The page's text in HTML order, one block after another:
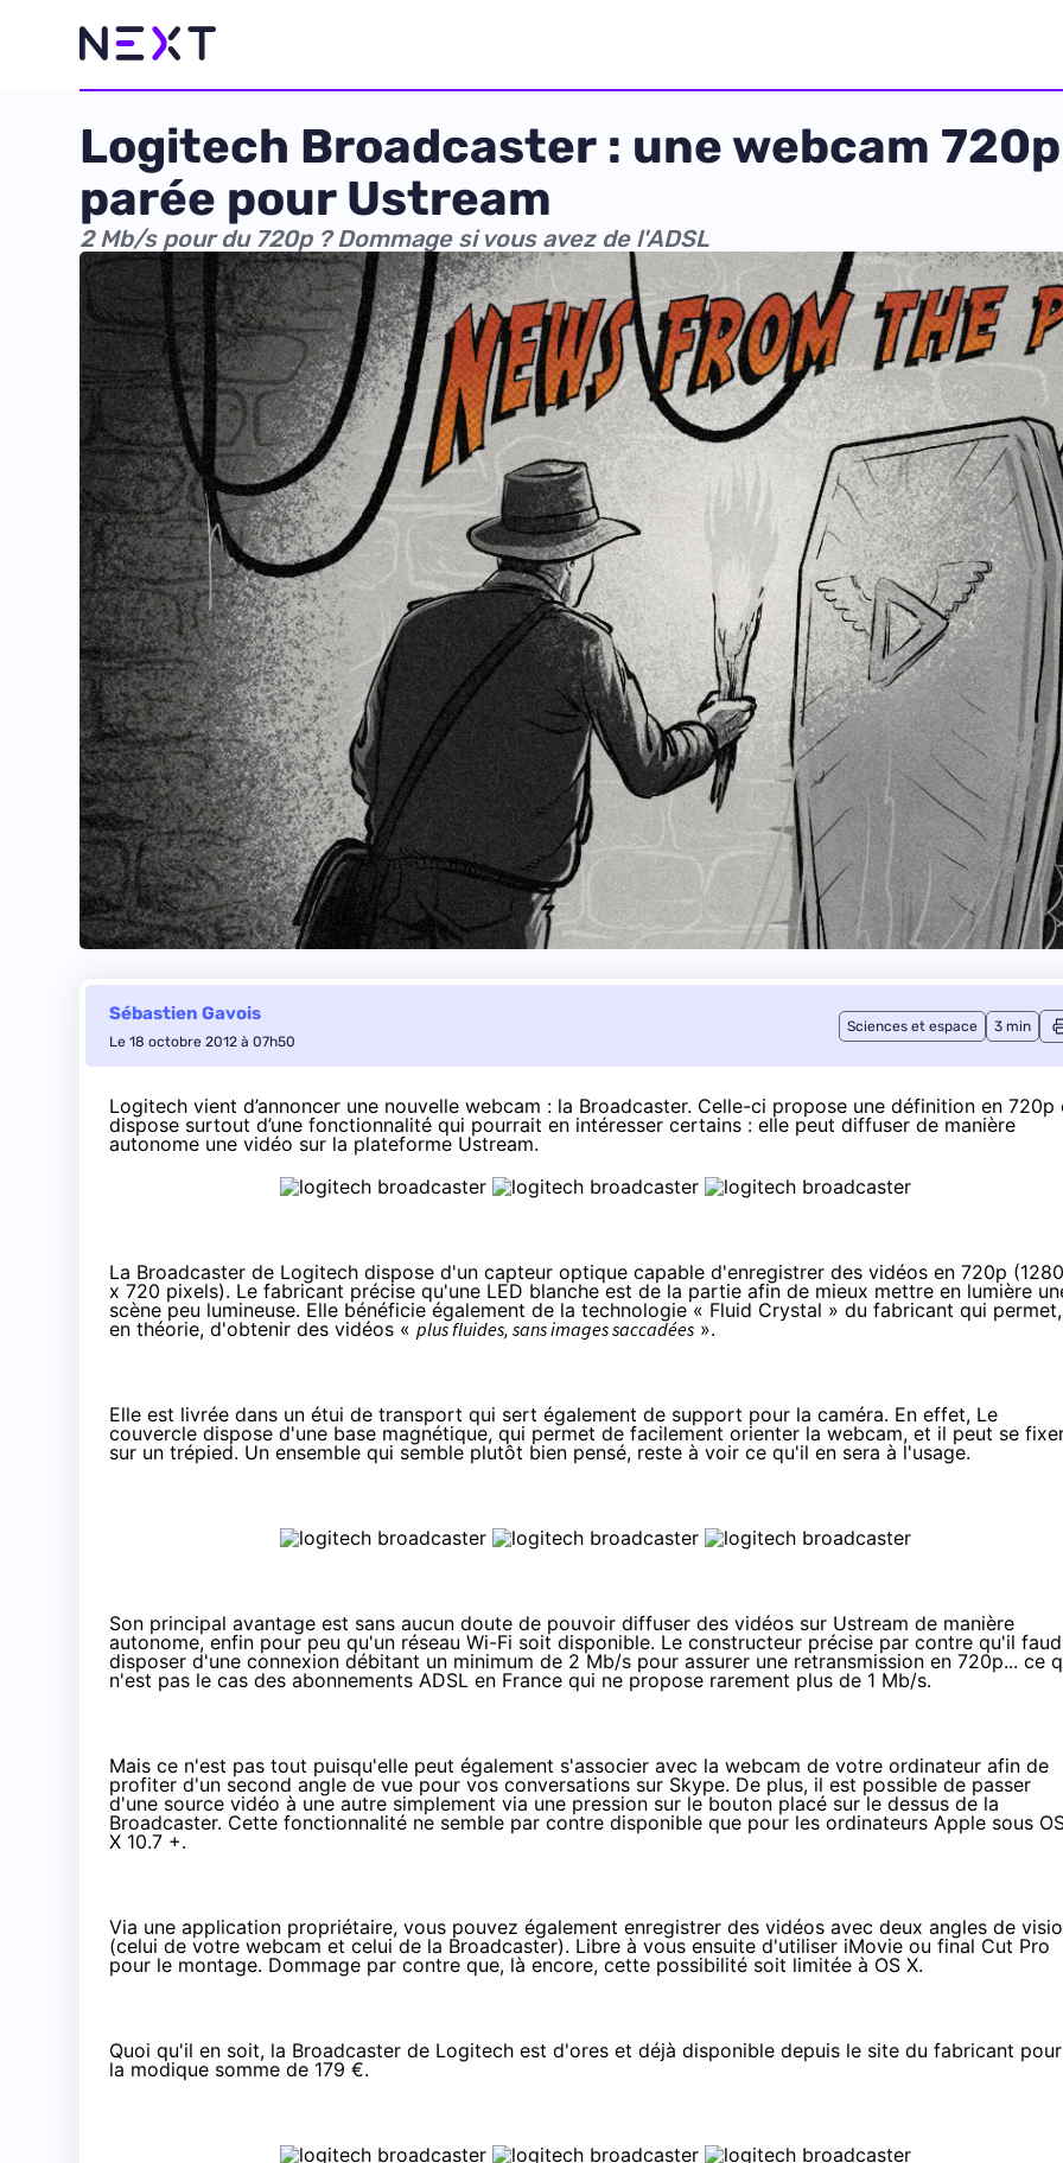
Logitech Broadcaster : une webcam
parée pour Ustream
2 Mb/s pour du 720p ? Dommage si vous avez de l'ADSL
Sébastien Gavois
Le 18 octobre 2012 à 07h50
Sciences et espace 3 min
Logitech vient d’annoncer une nouvelle webcam : la Broadcaster. Celle-ci propose une définition en 720p
dispose surtout d’une fonctionnalité qui pourrait en intéresser certains : elle peut diffuser de manière
autonome une vidéo sur la plateforme Ustream.
La Broadcaster de Logitech dispose d'un capteur optique capable d'enregistrer des vidéos en 720p (1280
x 720 pixels). Le fabricant précise qu'une LED blanche est de la partie afin de mieux mettre en lumière
scène peu lumineuse. Elle bénéficie également de la technologie « Fluid Crystal » du fabricant qui permet,
en théorie, d'obtenir des vidéos « plus fluides, sans images saccadées ».
Elle est livrée dans un étui de transport qui sert également de support pour la caméra. En effet, Le
couvercle dispose d'une base magnétique, qui permet de facilement orienter la webcam, et il peut se
sur un trépied. Un ensemble qui semble plutôt bien pensé, reste à voir ce qu'il en sera à l'usage.
Son principal avantage est sans aucun doute de pouvoir diffuser des vidéos sur Ustream de manière
autonome, enfin pour peu qu'un réseau Wi-Fi soit disponible. Le constructeur précise par contre qu'il
disposer d'une connexion débitant un minimum de 2 Mb/s pour assurer une retransmission en 720p... ce
n'est pas le cas des abonnements ADSL en France qui ne propose rarement plus de 1 Mb/s.
Mais ce n'est pas tout puisqu'elle peut également s'associer avec la webcam de votre ordinateur afin de
profiter d'un second angle de vue pour vos conversations sur Skype. De plus, il est possible de passer
d'une source vidéo à une autre simplement via une pression sur le bouton placé sur le dessus de la
Broadcaster. Cette fonctionnalité ne semble par contre disponible que pour les ordinateurs Apple sous
X 10.7 +.
Via une application propriétaire, vous pouvez également enregistrer des vidéos avec deux angles de
(celui de votre webcam et celui de la Broadcaster). Libre à vous ensuite d'utiliser iMovie ou final Cut Pro
pour le montage. Dommage par contre que, là encore, cette possibilité soit limitée à OS X.
Quoi qu'il en soit, la Broadcaster de Logitech est d'ores et déjà disponible depuis le site du fabricant pour
la modique somme de 179 €.